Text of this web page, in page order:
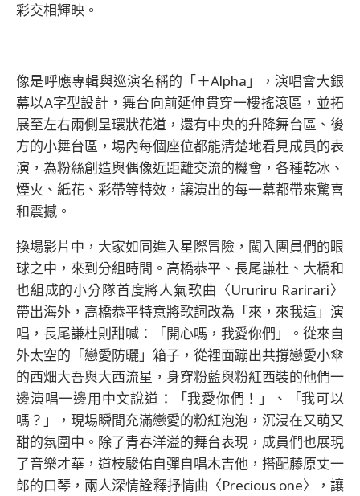
彩交相輝映。
像是呼應專輯與巡演名稱的「＋Alpha」，演唱會大銀
幕以A字型設計，舞台向前延伸貫穿一樓搖滾區，並拓
展至左右兩側呈環狀花道，還有中央的升降舞台區、後
方的小舞台區，場內每個座位都能清楚地看見成員的表
演，為粉絲創造與偶像近距離交流的機會，各種乾冰、
煙火、紙花、彩帶等特效，讓演出的每一幕都帶來驚喜
和震撼。
換場影片中，大家如同進入星際冒險，闖入團員們的眼
球之中，來到分組時間。高橋恭平、長尾謙杜、大橋和
也組成的小分隊首度將人氣歌曲〈Ururiru Rarirari〉
帶出海外，高橋恭平特意將歌詞改為「來，來我這」演
唱，長尾謙杜則甜喊：「開心嗎，我愛你們」。從來自
外太空的「戀愛防曬」箱子，從裡面蹦出共撐戀愛小傘
的西畑大吾與大西流星，身穿粉藍與粉紅西裝的他們一
邊演唱一邊用中文說道：「我愛你們！」、「我可以
嗎？」，現場瞬間充滿戀愛的粉紅泡泡，沉浸在又萌又
甜的氛圍中。除了青春洋溢的舞台表現，成員們也展現
了音樂才華，道枝駿佑自彈自唱木吉他，搭配藤原丈一
郎的口琴，兩人深情詮釋抒情曲〈Precious one〉，讓